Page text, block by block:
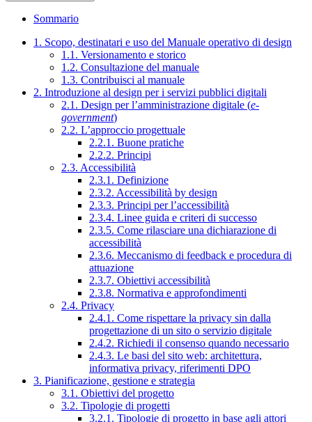
Sommario
1. Scopo, destinatari e uso del Manuale operativo di design
1.1. Versionamento e storico
1.2. Consultazione del manuale
1.3. Contribuisci al manuale
2. Introduzione al design per i servizi pubblici digitali
2.1. Design per l’amministrazione digitale (e-
government)
2.2. L’approccio progettuale
2.2.1. Buone pratiche
2.2.2. Principi
2.3. Accessibilità
2.3.1. Definizione
2.3.2. Accessibilità by design
2.3.3. Principi per l’accessibilità
2.3.4. Linee guida e criteri di successo
2.3.5. Come rilasciare una dichiarazione di
accessibilità
2.3.6. Meccanismo di feedback e procedura di
attuazione
2.3.7. Obiettivi accessibilità
2.3.8. Normativa e approfondimenti
2.4. Privacy
2.4.1. Come rispettare la privacy sin dalla
progettazione di un sito o servizio digitale
2.4.2. Richiedi il consenso quando necessario
2.4.3. Le basi del sito web: architettura,
informativa privacy, riferimenti DPO
3. Pianificazione, gestione e strategia
3.1. Obiettivi del progetto
3.2. Tipologie di progetti
3.2.1. Tipologie di progetto in base agli attori